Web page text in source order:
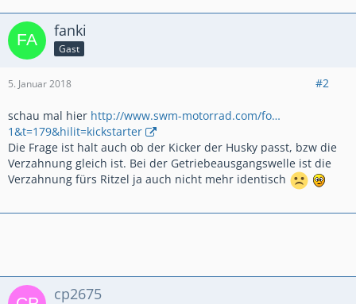
fanki
Gast
5. Januar 2018 #2
schau mal hier http://www.swm-motorrad.com/fo…
1&t=179&hilit=kickstarter
Die Frage ist halt auch ob der Kicker der Husky passt, bzw die
Verzahnung gleich ist. Bei der Getriebeausgangswelle ist die
Verzahnung fürs Ritzel ja auch nicht mehr identisch
cp2675